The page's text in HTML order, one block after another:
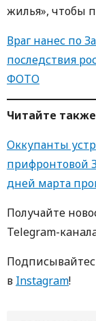
жилья», чтобы
Враг нанес по
последствия
ФОТО
Читайте
Оккупанты
прифронтовой
дней марта
Получайте
Telegram-
в Instagram!